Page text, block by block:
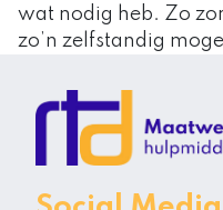
wat nodig heb. Zo
zo’n zelfstandig